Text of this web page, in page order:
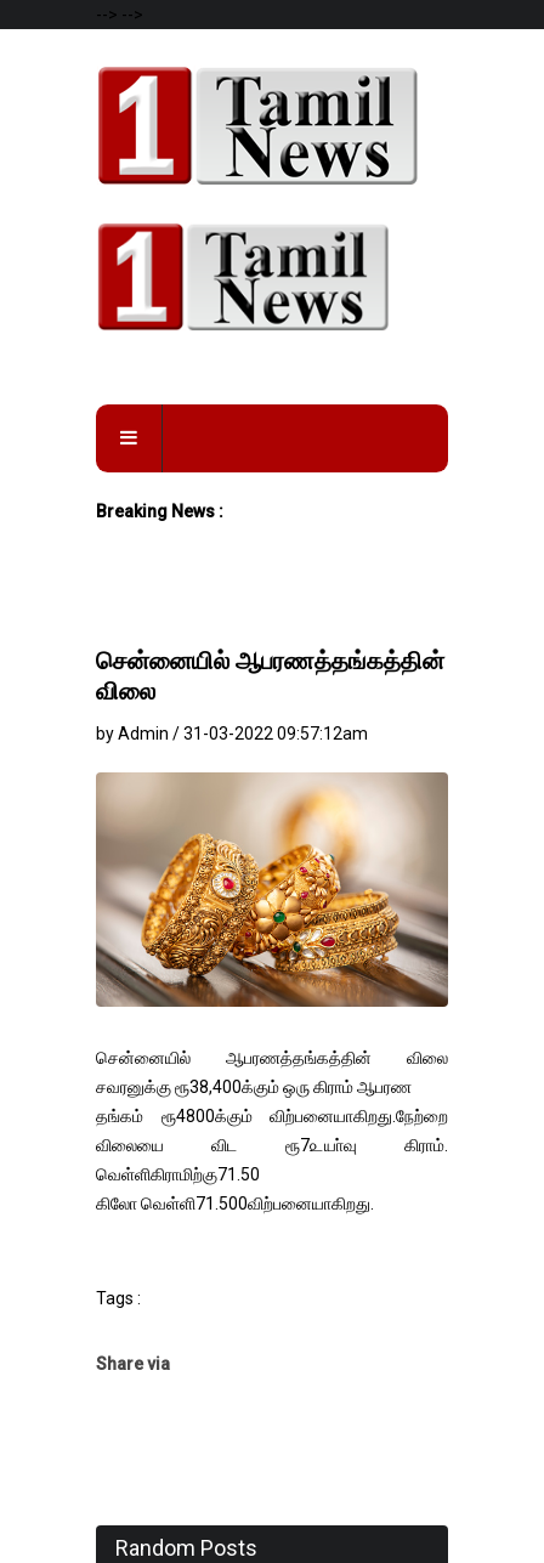
--> -->
Breaking News :
சென்னையில் ஆபரணத்தங்கத்தின்
விலை
by Admin / 31-03-2022 09:57:12am
சென்னையில் ஆபரணத்தங்கத்தின் விலை
சவரனுக்கு ரூ38,400க்கும் ஒரு கிராம் ஆபரண
தங்கம் ரூ4800க்கும் விற்பனையாகிறது.நேற்றை
விலையை விட ரூ7௨யா்வு கிராம்.
வெள்ளிகிராமிற்கு71.50
கிலோ வெள்ளி71.500விற்பனையாகிறது.
Tags :
Share via
Random Posts